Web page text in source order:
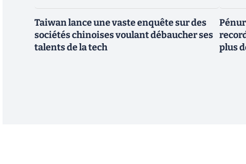
Taiwan lance une vaste enquête sur des
sociétés chinoises voulant débaucher ses
talents de la tech
plus